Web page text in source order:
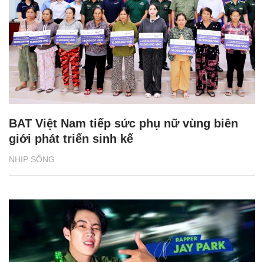
NHỊP SỐNG
BAT Việt Nam tiếp sức phụ nữ vùng biên
giới phát triển sinh kế